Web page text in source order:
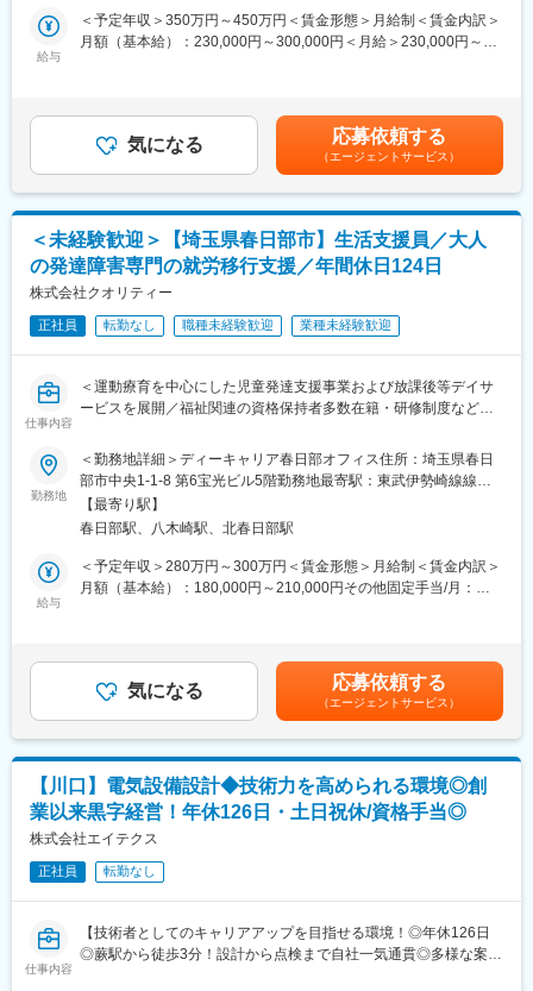
変更の範囲：会社の定める業務
広く対応できる技術と経験を持ち、併設クリニックや地域診療所
の先生方とタッグを組んで患者さん・ご家族を支えています。
（書類作成、定期面談、相談対応 など）
※チームでタスクを分担して行います。
・応募受付の窓口業務（電話およびWEBでの応対）
いただきます。（役所への書類申請、手続きサポートなど）
■組織構成
現在5名のメンバーがおり、皆さん中途入社の方がほとんどです。
人事やバックオフィス系のご経験をお持ちの方が活躍していま
す。
入社後は先輩社員の業務を見ながら学んでいただきます。
5人のチームで距離感も近く、相談もしやすい雰囲気なのでご安心
ください。
■就業環境
土日祝休み・年間休日124日。
福利厚生も充実しています。
リモートワークとの併用も可能ですので、柔軟性を持った働き方
が実現できます。※入社3か月は出社での勤務となります。
デスクは好きな座席を選べるフリーアドレスで風通しがよい環境
です。
一般事務/庶務/経理/営業事務/営業アシスタント/営業サポート/行政
対応技能実習/登録支援機関/外国人サポートなど
■弊社について
学研ホールディングス傘下企業としての安定感！
教育・介護福祉に強み。グループホームやM&Aによる成長戦略
で、2030年以降も積極投資を継続！
新しい価値創造を目指す企業です。
給与
＜予定年収＞350万円～450万円＜賃金形態＞月給制＜賃金内訳＞
月額（基本給）：230,000円～300,000円＜月給＞230,000円～
額)は固定手当を含めた表記です。
気になる 応募依頼する
（エージェントサービス）
＜未経験歓迎＞【埼玉県春日部市】生活支援員／大人
の発達障害専門の就労移行支援／年間休日124日
株式会社クオリティー
正社員 転勤なし 職種未経験歓迎 業種未経験歓迎
仕事内容
＜運動療育を中心にした児童発達支援事業および放課後等デイサ
ービスを展開／福祉関連の資格保持者多数在籍・研修制度など学
大人の発達障害専門の就労移行支援業務（※就職までのステップア
ップ研修後、適正職種を見つけ就職のサポート支援業務）
■業務詳細：
◎生活習慣を整えるための訓練の実施
◎就労に向けた不安や悩みの相談対応
◎相談計画の実施・記録
◎支援記録の作成・管理
■組織構成について：
ー休憩中も明るく雑談し合う職場ですー
■研修制度
入社後に本部・社内研修各1週間を実施します。その後は、本部に
て職種ごとに月1回の研修を行っています。
■事業所の雰囲気
太陽の光がたっぷり差し込む、明るく開放的なオフィスです。
しめる、アットホームな雰囲気の事業所です。
勤務地
＜勤務地詳細＞ディーキャリア春日部オフィス住所：埼玉県春日
部市中央1-1-8 第6宝光ビル5階勤務地最寄駅：東武伊勢崎線線／
春日部駅受動喫煙対策：屋内全面禁煙
【最寄り駅】
春日部駅、八木崎駅、北春日部駅
給与
＜予定年収＞280万円～300万円＜賃金形態＞月給制＜賃金内訳＞
月額（基本給）：180,000円～210,000円その他固定手当/月：
じて上下する可能性があります。月給(月額)は固定手当を含めた表
記です。気になる 応募依頼する
（エージェントサービス）
【川口】電気設備設計◆技術力を高められる環境◎創
業以来黒字経営！年休126日・土日祝休/資格手当◎
株式会社エイテクス
正社員 転勤なし
仕事内容
【技術者としてのキャリアアップを目指せる環境！◎年休126日
◎蕨駅から徒歩3分！設計から点検まで自社一気通貫◎多様な案件